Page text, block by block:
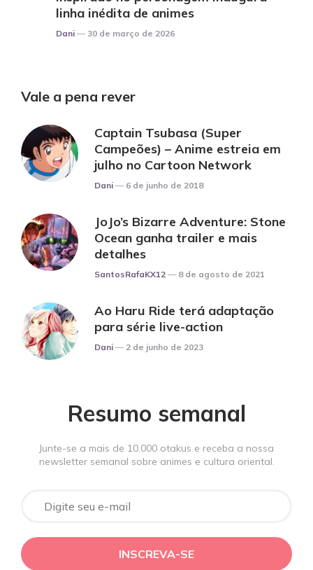
linha inédita de animes
Posted
Dani 30 de março de 2026
Vale a pena rever
Captain Tsubasa (Super
Campeões) – Anime estreia em
julho no Cartoon Network
Posted
Dani 6 de junho de 2018
JoJo’s Bizarre Adventure: Stone
Ocean ganha trailer e mais
detalhes
Posted
SantosRafaKX12 8 de agosto de 2021
Ao Haru Ride terá adaptação
para série live-action
Posted
Dani 2 de junho de 2023
Resumo semanal
Junte-se a mais de 10.000 otakus e receba a nossa
newsletter semanal sobre animes e cultura oriental.